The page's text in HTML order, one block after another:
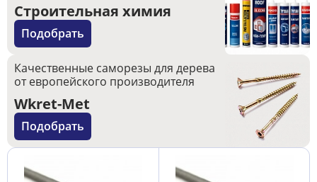
Строительная химия
Подобрать
Качественные саморезы для дерева
от европейского производителя
Wkret-Met
Подобрать